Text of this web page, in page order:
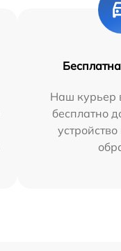
Наш курьер
бесплатно